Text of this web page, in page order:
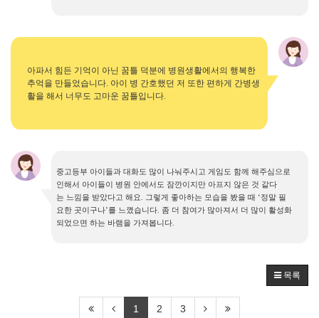
아파서 힘든 기억이 아닌 꿈틀 덕분에 병원생활에서의 행복한
추억을 만들었습니다. 아이 병 간호했던 저 또한 편하게 간병생
활을 해서 너무도 고마운 꿈틀입니다.
중고등부 아이들과 대화도 많이 나눠주시고 게임도 함께 해주심으로
인해서 아이들이 병원 안에서도 잠깐이지만 아프지 않은 것 같다
는 느낌을 받았다고 해요 그렇게 좋아하는 모습을 봤을 때 ‘정말 필
요한 곳이구나’를 느꼈습니다 좀 더 참여가 많아져서 더 많이 활성화
되었으면 하는 바램을 가져봅니다
목록
1 2 3